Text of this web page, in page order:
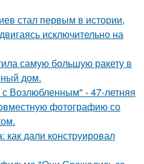
стал первым в истории,
исключительно на
самую большую ракету в
дом.
Возлюбленным" - 47-летняя
фотографию со
дали конструировал